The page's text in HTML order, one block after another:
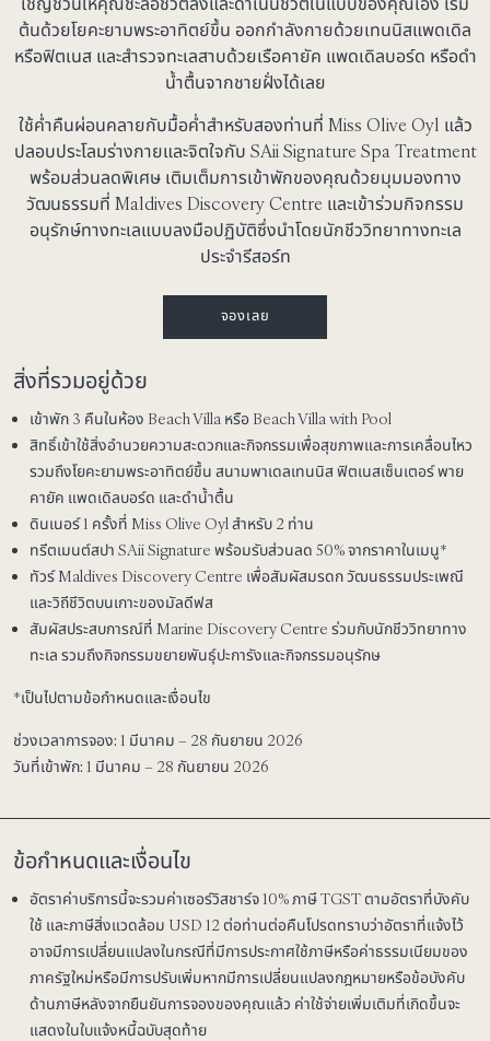
ต้นด้วยโยคะยามพระอาทิตย์ขึ้น ออกกำลังกายด้วยเทนนิสแพดเดิล
หรือฟิตเนส และสำรวจทะเลสาบด้วยเรือคายัค แพดเดิลบอร์ด หรือดำ
น้ำตื้นจากชายฝั่งได้เลย
ใช้ค่ำคืนผ่อนคลายกับมื้อค่ำสำหรับสองท่านที่ Miss Olive Oyl แล้ว
ปลอบประโลมร่างกายและจิตใจกับ SAii Signature Spa Treatment
พร้อมส่วนลดพิเศษ เติมเต็มการเข้าพักของคุณด้วยมุมมองทาง
วัฒนธรรมที่ Maldives Discovery Centre และเข้าร่วมกิจกรรม
อนุรักษ์ทางทะเลแบบลงมือปฏิบัติซึ่งนำโดยนักชีววิทยาทางทะเล
ประจำรีสอร์ท
จองเลย
สิ่งที่รวมอยู่ด้วย
เข้าพัก 3 คืนในห้อง Beach Villa หรือ Beach Villa with Pool
สิทธิ์เข้าใช้สิ่งอำนวยความสะดวกและกิจกรรมเพื่อสุขภาพและการเคลื่อนไหว
รวมถึงโยคะยามพระอาทิตย์ขึ้น สนามพาเดลเทนนิส ฟิตเนสเซ็นเตอร์ พาย
คายัค แพดเดิลบอร์ด และดำน้ำตื้น
ดินเนอร์ 1 ครั้งที่ Miss Olive Oyl สำหรับ 2 ท่าน
ทรีตเมนต์สปา SAii Signature พร้อมรับส่วนลด 50% จากราคาในเมนู*
ทัวร์ Maldives Discovery Centre เพื่อสัมผัสมรดก วัฒนธรรมประเพณี
และวิถีชีวิตบนเกาะของมัลดีฟส
สัมผัสประสบการณ์ที่ Marine Discovery Centre ร่วมกับนักชีววิทยาทาง
ทะเล รวมถึงกิจกรรมขยายพันธุ์ปะการังและกิจกรรมอนุรักษ
*เป็นไปตามข้อกำหนดและเงื่อนไข
ช่วงเวลาการจอง: 1 มีนาคม – 28 กันยายน 2026
วันที่เข้าพัก: 1 มีนาคม – 28 กันยายน 2026
ข้อกำหนดและเงื่อนไข
อัตราค่าบริการนี้จะรวมค่าเซอร์วิสชาร์จ 10% ภาษี TGST ตามอัตราที่บังคับ
ใช้ และภาษีสิ่งแวดล้อม USD 12 ต่อท่านต่อคืนโปรดทราบว่าอัตราที่แจ้งไว้
อาจมีการเปลี่ยนแปลงในกรณีที่มีการประกาศใช้ภาษีหรือค่าธรรมเนียมของ
ภาครัฐใหม่หรือมีการปรับเพิ่มหากมีการเปลี่ยนแปลงกฎหมายหรือข้อบังคับ
ด้านภาษีหลังจากยืนยันการจองของคุณแล้ว ค่าใช้จ่ายเพิ่มเติมที่เกิดขึ้นจะ
แสดงในใบแจ้งหนี้ฉบับสุดท้าย